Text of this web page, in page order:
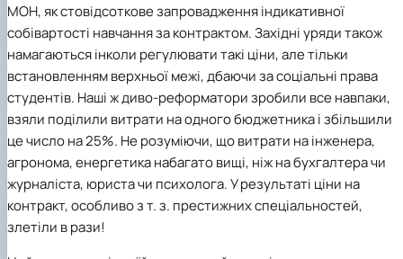
МОН, як стовідсоткове запровадження індикативної
собівартості навчання за контрактом. Західні уряди також
намагаються інколи регулювати такі ціни, але тільки
встановленням верхньої межі, дбаючи за соціальні права
студентів. Наші ж диво-реформатори зробили все навпаки,
взяли поділили витрати на одного бюджетника і збільшили
це число на 25%. Не розуміючи, що витрати на інженера,
агронома, енергетика набагато вищі, ніж на бухгалтера чи
журналіста, юриста чи психолога. У результаті ціни на
контракт, особливо з т. з. престижних спеціальностей,
злетіли в рази!